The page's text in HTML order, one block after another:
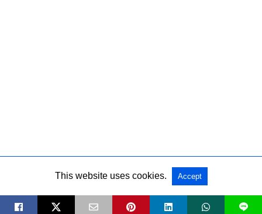
L
This website uses cookies. Accept